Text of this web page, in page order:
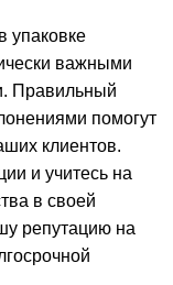
упаковке
важными
Правильный
помогут
клиентов.
и учитесь на
в своей
репутацию на